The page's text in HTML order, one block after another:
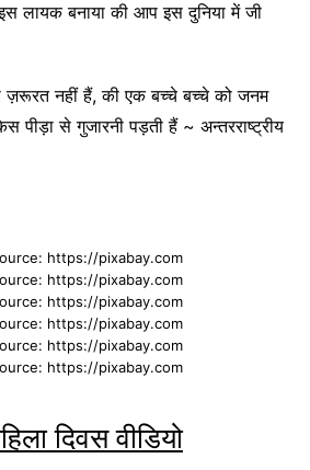
लायक बनाया की आप इस दुनिया में जी
ज़रूरत नहीं हैं, की एक बच्चे बच्चे को जनम
से गुजारनी पड़ती हैं ~ अन्तरराष्ट्रीय
https://pixabay.com
https://pixabay.com
https://pixabay.com
https://pixabay.com
https://pixabay.com
https://pixabay.com
दिवस वीडियो